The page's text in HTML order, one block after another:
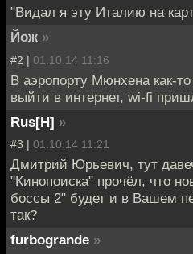
"Видал я эту Италию на
Йож »
#2 | 01.10.14 11:16
В аэропорту Мюнхена как-
выйти в интернет, wi-fi
Rus[H] »
#3 | 01.10.14 11:21
Дмитрий Юрьевич, тут
"Кинопоиска" прочёл, что
боссы 2" будет и в Вашем
так?
furbogrande »